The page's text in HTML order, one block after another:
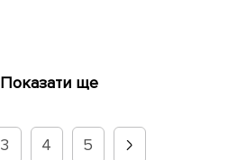
Показати ще
3 4 5